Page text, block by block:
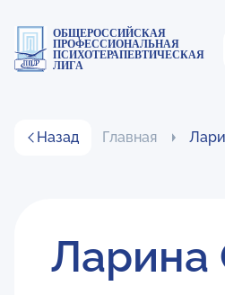
ОБЩЕРОССИЙСКАЯ
ПРОФЕССИОНАЛЬНАЯ
ПСИХОТЕРАПЕВТИЧЕСКАЯ
ЛИГА
Назад Главная
Ларина